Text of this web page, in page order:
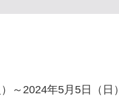
～2024年5月5日（日）